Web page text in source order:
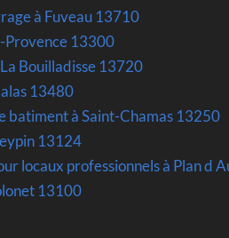
à Fuveau 13710
Provence 13300
Bouilladisse 13720
13480
batiment à Saint-Chamas 13250
13124
locaux professionnels à Plan d
13100